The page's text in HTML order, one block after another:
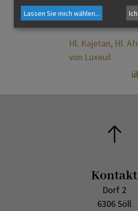
Hl. Kajetan, Hl.
von Luxeuil
Kontakt
Dorf 2
6306 Söll
Lassen Sie mich wählen...